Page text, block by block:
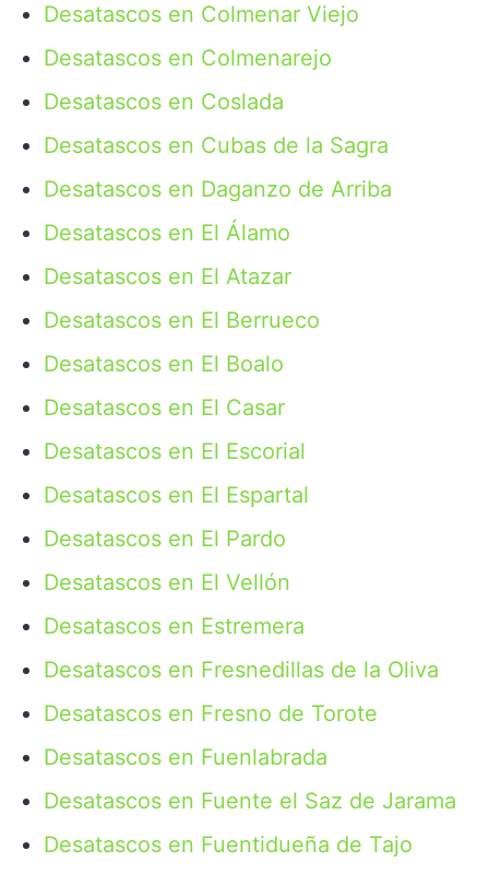
Desatascos en Colmenar Viejo
Desatascos en Colmenarejo
Desatascos en Coslada
Desatascos en Cubas de la Sagra
Desatascos en Daganzo de Arriba
Desatascos en El Álamo
Desatascos en El Atazar
Desatascos en El Berrueco
Desatascos en El Boalo
Desatascos en El Casar
Desatascos en El Escorial
Desatascos en El Espartal
Desatascos en El Pardo
Desatascos en El Vellón
Desatascos en Estremera
Desatascos en Fresnedillas de la Oliva
Desatascos en Fresno de Torote
Desatascos en Fuenlabrada
Desatascos en Fuente el Saz de Jarama
Desatascos en Fuentidueña de Tajo